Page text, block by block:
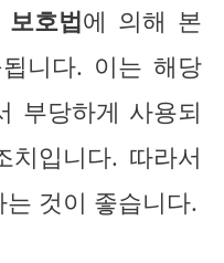
호법에 의해 본
니다. 이는 해당
부당하게 사용되
입니다. 따라서
것이 좋습니다.